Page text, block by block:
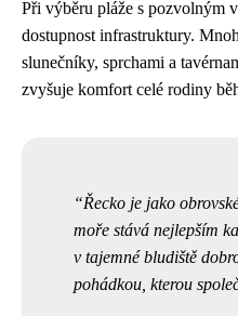
Při výběru pláže s pozvolným
dostupnost infrastruktury.
slunečníky, sprchami a
zvyšuje komfort celé rodiny
Řecko je jako
moře stává nejlepším
v tajemné bludiště
pohádkou, kterou